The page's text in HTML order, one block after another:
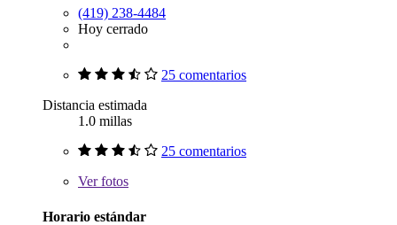
(419) 238-4484
Hoy cerrado
25 comentarios
Distancia estimada
1.0 millas
25 comentarios
Verfotos
Horario estándar